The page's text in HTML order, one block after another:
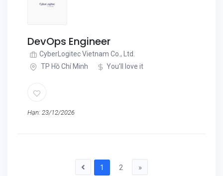
DevOps Engineer
CyberLogitec Vietnam Co., Ltd.
TP Hồ Chí Minh
You'll love it
Hạn: 23/12/2026
1 2 »